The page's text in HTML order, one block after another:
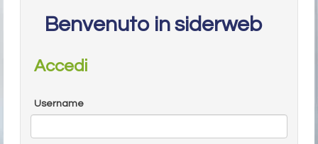
Benvenuto in siderweb
Accedi
Username